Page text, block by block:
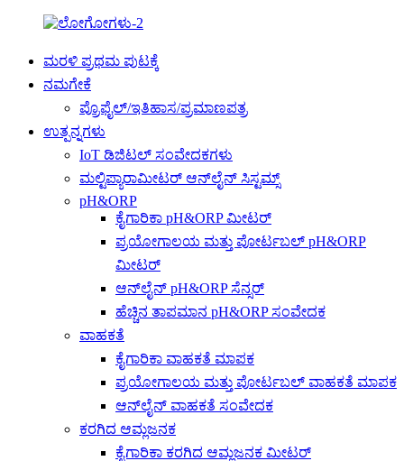
ಮರಳಿ ಪ್ರಥಮ ಪುಟಕ್ಕೆ
ನಮಗೇಕೆ
ಪ್ರೊಫೈಲ್/ಇತಿಹಾಸ/ಪ್ರಮಾಣಪತ್ರ
ಉತ್ಪನ್ನಗಳು
IoT ಡಿಜಿಟಲ್ ಸಂವೇದಕಗಳು
ಮಲ್ಟಿಪ್ಯಾರಾಮೀಟರ್ ಆನ್‌ಲೈನ್ ಸಿಸ್ಟಮ್ಸ್
pH&ORP
ಕೈಗಾರಿಕಾ pH&ORP ಮೀಟರ್
ಪ್ರಯೋಗಾಲಯ ಮತ್ತು ಪೋರ್ಟಬಲ್ pH&ORP
ಮೀಟರ್
ಆನ್‌ಲೈನ್ pH&ORP ಸೆನ್ಸರ್
ಹೆಚ್ಚಿನ ತಾಪಮಾನ pH&ORP ಸಂವೇದಕ
ವಾಹಕತೆ
ಕೈಗಾರಿಕಾ ವಾಹಕತೆ ಮಾಪಕ
ಪ್ರಯೋಗಾಲಯ ಮತ್ತು ಪೋರ್ಟಬಲ್ ವಾಹಕತೆ ಮಾಪಕ
ಆನ್‌ಲೈನ್ ವಾಹಕತೆ ಸಂವೇದಕ
ಕರಗಿದ ಆಮ್ಲಜನಕ
ಕೈಗಾರಿಕಾ ಕರಗಿದ ಆಮ್ಲಜನಕ ಮೀಟರ್